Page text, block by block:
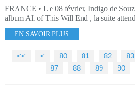
FRANCE • L e 08 février, Indigo de
album All of This Will End , la suite
EN SAVOIR PLUS
<< < 10
20
30
40
50
60
70
80 81 82 83
87
88 89 90